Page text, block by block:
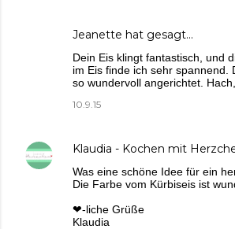
Jeanette hat gesagt…
Dein Eis klingt fantastisch, und
im Eis finde ich sehr spannend.
so wundervoll angerichtet.
10.9.15
Klaudia - Kochen mit
Was eine schöne Idee für ein
Die Farbe vom Kürbiseis ist
❤-liche Grüße
Klaudia